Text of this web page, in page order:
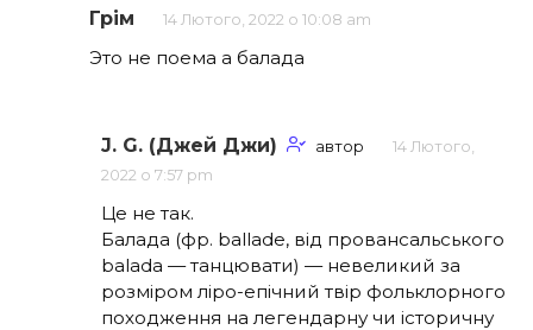
Грім 14 Лютого, 2022 о 10:08 am
Это не поема а балада
J. G. (Джей Джи) автор
14 Лютого,
2022 о 7:57 pm
Це не так.
Балада (фр. ballade, від провансальського
balada — танцювати) — невеликий за
розміром ліро-епічний твір фольклорного
походження на легендарну чи історичну